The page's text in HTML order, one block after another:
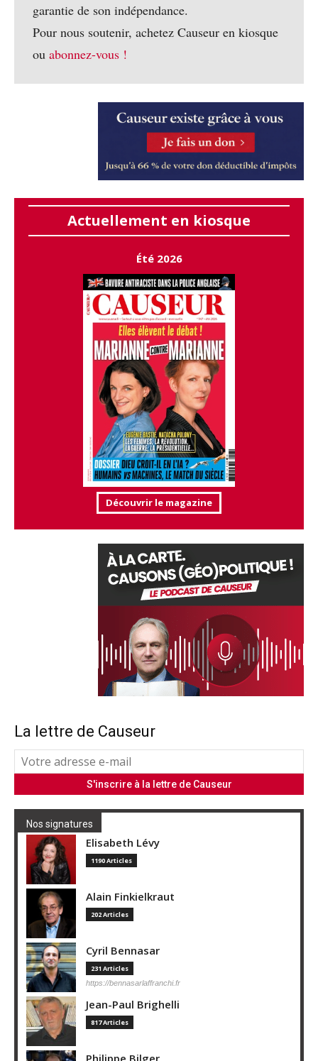
garantie de son indépendance.
Pour nous soutenir, achetez Causeur en kiosque
ou abonnez-vous !
Actuellement en kiosque
Été 2026
Découvrir le magazine
La lettre de Causeur
Nos signatures
Elisabeth Lévy
1190 Articles
Alain Finkielkraut
202 Articles
Cyril Bennasar
231 Articles
https://bennasarlaffranchi.fr
Jean-Paul Brighelli
817 Articles